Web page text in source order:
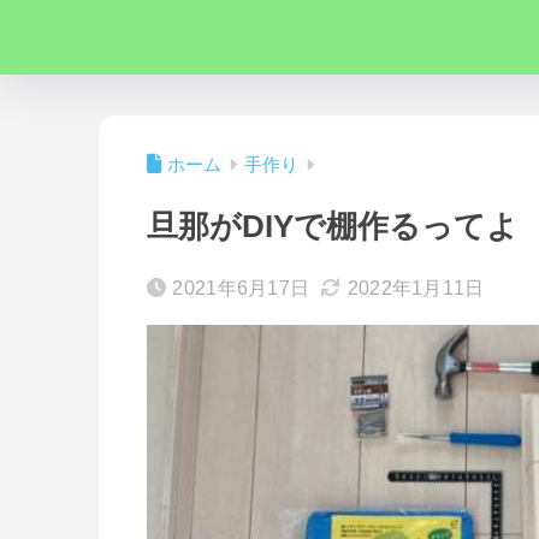
ホーム 手作り
旦那がDIYで棚作るってよ
2021年6月17日 2022年1月11日